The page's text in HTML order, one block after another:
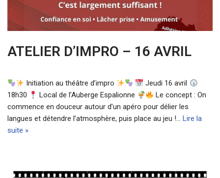
ATELIER D’IMPRO – 16 AVRIL
Initiation au théâtre d’impro
Jeudi 16 avril
18h30
Local de l’Auberge Espalionne
Le concept : On
commence en douceur autour d’un apéro pour délier les
langues et détendre l’atmosphère, puis place au jeu !… Lire la
suite »